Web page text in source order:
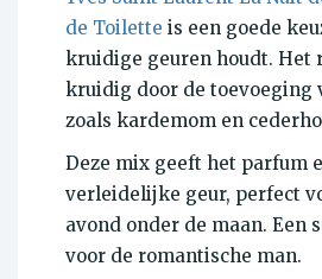
de Toilette is een goede
kruidige geuren houdt. Het
kruidig door de toevoeging
zoals kardemom en
Deze mix geeft het parfum
verleidelijke geur, perfect
avond onder de maan. Een
voor de romantische man.